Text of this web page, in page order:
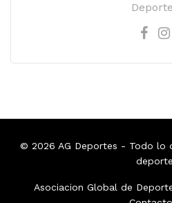
© 2026 AG Deportes - Todo lo
deporte
Asociacion Global de